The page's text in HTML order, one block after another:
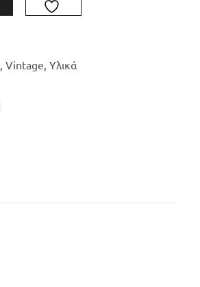
, Vintage, Υλικά